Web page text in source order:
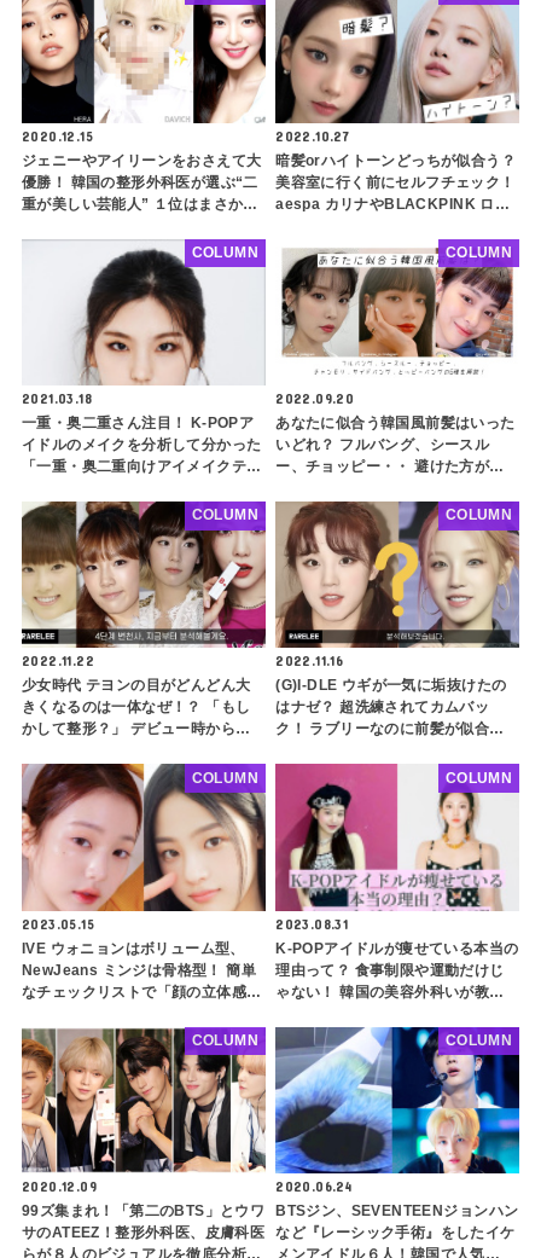
2020.12.15
ジェニーやアイリーンをおさえて大
優勝！ 韓国の整形外科医が選ぶ“二
重が美しい芸能人” １位はまさかの
意外な結果にビックリ
2022.10.27
暗髪orハイトーンどっちが似合う？
美容室に行く前にセルフチェック！
aespa カリナやBLACKPINK ロゼ
合う髪色を探してみよう
2021.03.18
一重・奥二重さん注目！ K-POPア
イドルのメイクを分析して分かった
「一重・奥二重向けアイメイクテク
COLUMN
2022.09.20
あなたに似合う韓国風前髪はいった
いどれ？ フルバング、シースル
ー、チョッピー・・ 避けた方がよ
サ、IUなどを参考に自分にぴったり
な前髪を探してみよう
COLUMN
2022.11.22
少女時代 テヨンの目がどんどん大
きくなるのは一体なぜ！？ 「もし
かして整形？」 デビュー時から現
徹底分析
COLUMN
2022.11.16
(G)I-DLE ウギが一気に垢抜けたの
はナゼ？ 超洗練されてカムバッ
ク！ ラブリーなのに前髪が似合わ
COLUMN
2023.05.15
IVE ウォニョンはボリューム型、
NewJeans ミンジは骨格型！ 簡単
なチェックリストで「顔の立体感診
すめメイク方法やヘアスタイルも紹
介
COLUMN
2023.08.31
K-POPアイドルが痩せている本当の
理由って？ 食事制限や運動だけじ
ゃない！ 韓国の美容外科いが教え
ト方法を６つご紹介
COLUMN
2020.12.09
99ズ集まれ！「第二のBTS」とウワ
サのATEEZ！整形外科医、皮膚科医
らが８人のビジュアルを徹底分析！
COLUMN
2020.06.24
BTSジン、SEVENTEENジョンハン
など『レーシック手術』をしたイケ
メンアイドル６人！韓国で人気
COLUMN